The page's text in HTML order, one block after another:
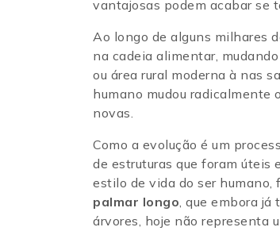
vantajosas podem acabar se
Ao longo de alguns milhares
na cadeia alimentar,
ou área rural moderna à nas
humano mudou radicalmente
novas.
Como a evolução é um
de estruturas que foram úteis
estilo de vida do ser humano,
palmar longo, que embora já
árvores, hoje não representa